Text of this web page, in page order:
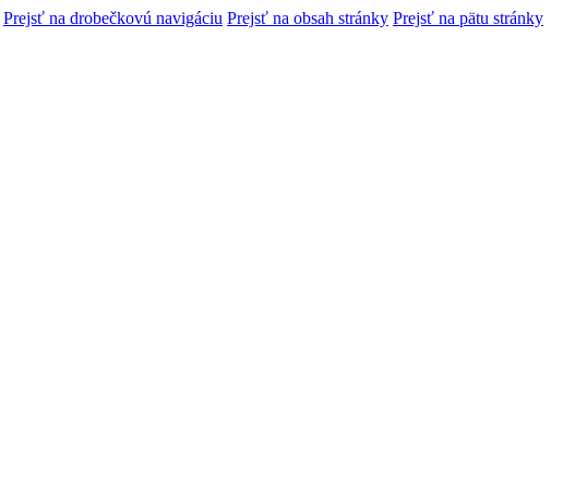
Prejsť na drobečkovú navigáciu Prejsť na obsah stránky Prejsť na pätu stránky